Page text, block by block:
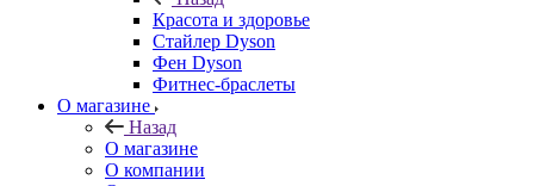
Красота и здоровье
Стайлер Dyson
Фен Dyson
Фитнес-браслеты
О магазине
Назад
О магазине
О компании